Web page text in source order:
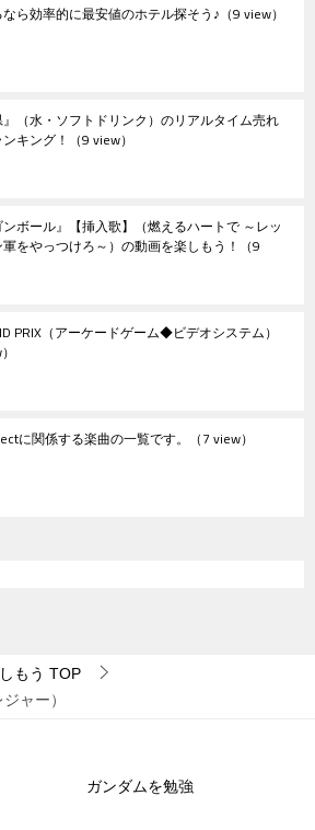
ら効率的に最安値のホテル探そう♪ （9 view）
』（水・ソフトドリンク）のリアルタイム売れ
キング！ （9 view）
ンボール』【挿入歌】（燃えるハートで ～レッ
軍をやっつけろ～）の動画を楽しもう！ （9
PRIX（アーケードゲーム◆ビデオシステム）
に関係する楽曲の一覧です。 （7 view）
もう TOP
ャー）
ガンダムを勉強